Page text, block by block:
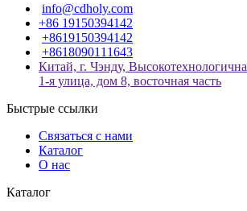
info@cdholy.com
+86 19150394142
+8619150394142
+8618090111643
Китай, г. Чэнду,
1-я улица, дом 8, восточная часть
Быстрые ссылки
Связаться с нами
Каталог
О нас
Каталог